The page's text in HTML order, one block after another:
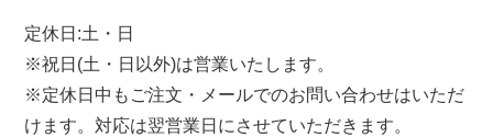
定休日:土・日
※祝日(土・日以外)は営業いたします。
※定休日中もご注文・メールでのお問い合わせはいただ
けます。対応は翌営業日にさせていただきます。